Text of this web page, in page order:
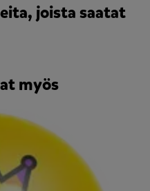
joista saatat
myös